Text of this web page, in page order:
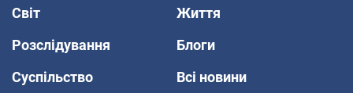
Світ
Життя
Розслідування
Блоги
Суспільство
Всі новини